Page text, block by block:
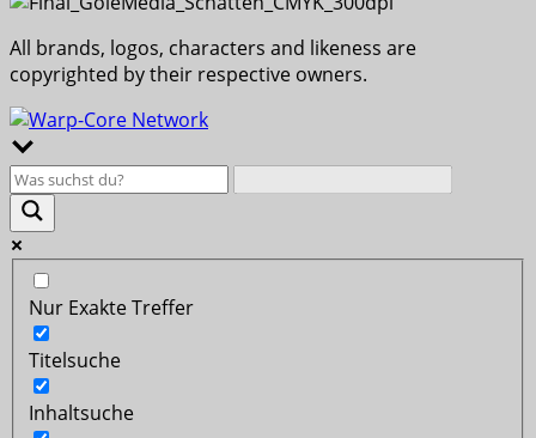
All brands, logos, characters and likeness are
copyrighted by their respective owners.
Nur Exakte Treffer
Titelsuche
Inhaltsuche